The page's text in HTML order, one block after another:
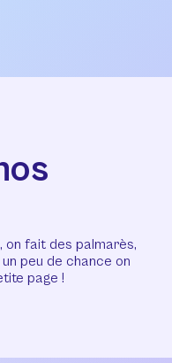
on fait des palmarès,
peu de chance on
page !